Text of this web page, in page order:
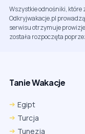
Wszystkie odnośniki,
Odkryjwakacje.pl
serwisu otrzymuje
została rozpoczęta
Tanie Wakacje
Egipt
Turcja
Tunezja